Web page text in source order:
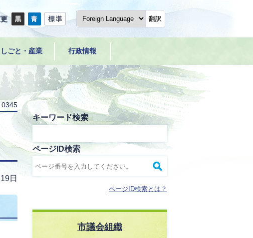
翻訳
しごと・産業 行政情報
0345
日
キーワード検索
ページID検索
ページID検索とは？
市議会組織